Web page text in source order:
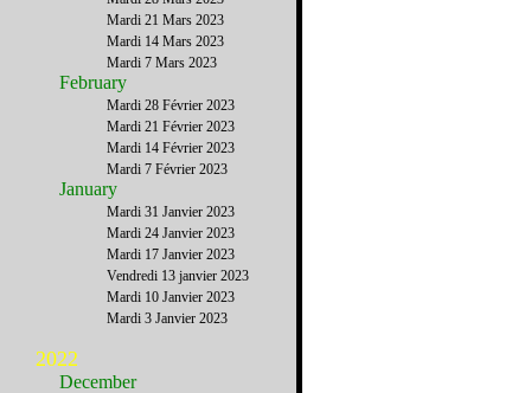
Mardi 21 Mars 2023
Mardi 14 Mars 2023
Mardi 7 Mars 2023
February
Mardi 28 Février 2023
Mardi 21 Février 2023
Mardi 14 Février 2023
Mardi 7 Février 2023
January
Mardi 31 Janvier 2023
Mardi 24 Janvier 2023
Mardi 17 Janvier 2023
Vendredi 13 janvier 2023
Mardi 10 Janvier 2023
Mardi 3 Janvier 2023
2022
December